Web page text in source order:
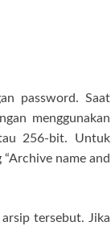
password. Saat
menggunakan
256-bit. Untuk
name and
tersebut. Jika